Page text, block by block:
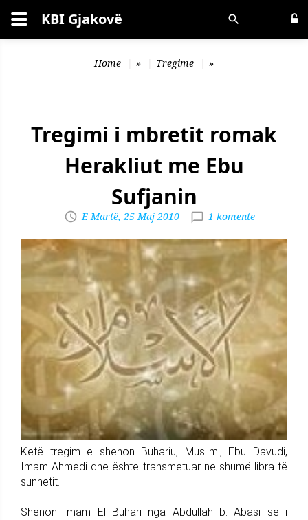
Kërko KBI Gjakovë
Home » Tregime »
Tregimi i mbretit romak
Herakliut me Ebu
Sufjanin
E Martë, 25 Maj 2010 1 komente
Këtë tregim e shënon Buhariu, Muslimi, Ebu Davudi,
Imam Ahmedi dhe është transmetuar në shumë libra të
sunnetit.
Shënon Imam El Buhari nga Abdullah b. Abasi se i